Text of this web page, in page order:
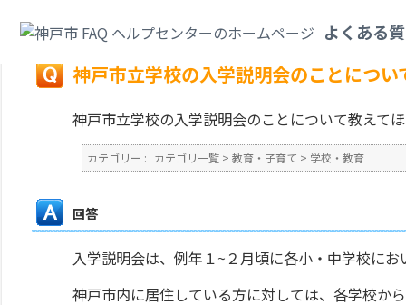
よくある
戻る
神戸市立学校の入学説明会のことについ
神戸市立学校の入学説明会のことについて教えて
カテゴリー : カテゴリ一覧 > 教育・子育て > 学校・教育
回答
入学説明会は、例年１~２月頃に各小・中学校にお
神戸市内に居住している方に対しては、各学校か